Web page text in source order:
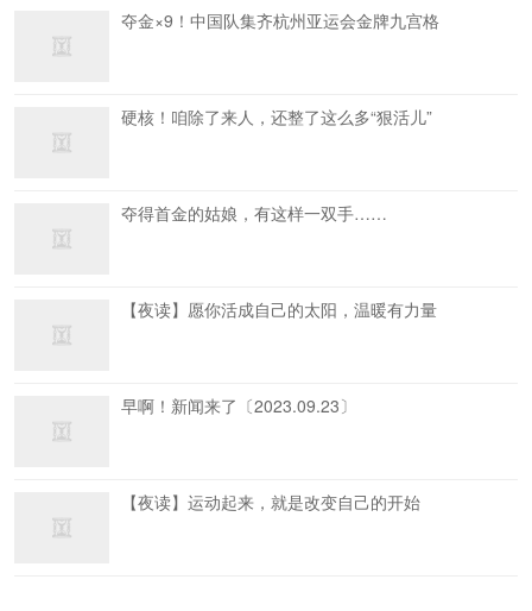
夺金×9！中国队集齐杭州亚运会金牌九宫格
硬核！咱除了来人，还整了这么多“狠活儿”
夺得首金的姑娘，有这样一双手……
【夜读】愿你活成自己的太阳，温暖有力量
早啊！新闻来了〔2023.09.23〕
【夜读】运动起来，就是改变自己的开始